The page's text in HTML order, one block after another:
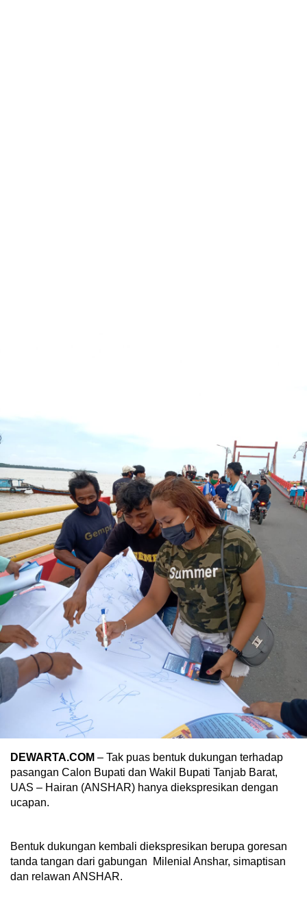
DEWARTA.COM – Tak puas bentuk dukungan terhadap
pasangan Calon Bupati dan Wakil Bupati Tanjab Barat,
UAS – Hairan (ANSHAR) hanya diekspresikan dengan
ucapan.
Bentuk dukungan kembali diekspresikan berupa goresan
tanda tangan dari gabungan Milenial Anshar, simaptisan
dan relawan ANSHAR.